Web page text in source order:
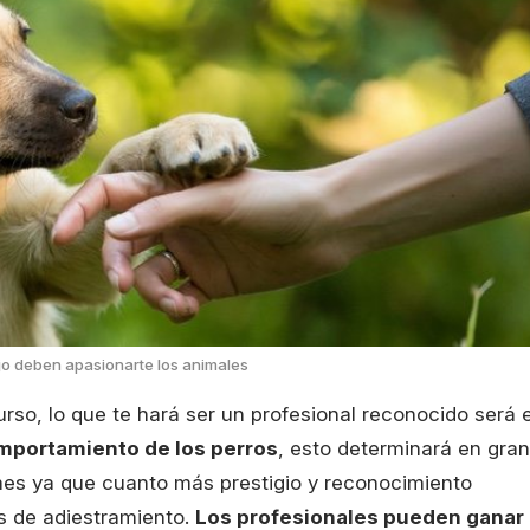
deben apasionarte los animales
lo que te hará ser un profesional reconocido será
de los perros, esto determinará en gran
ya que cuanto más prestigio y reconocimiento
de adiestramiento. Los profesionales pueden ganar